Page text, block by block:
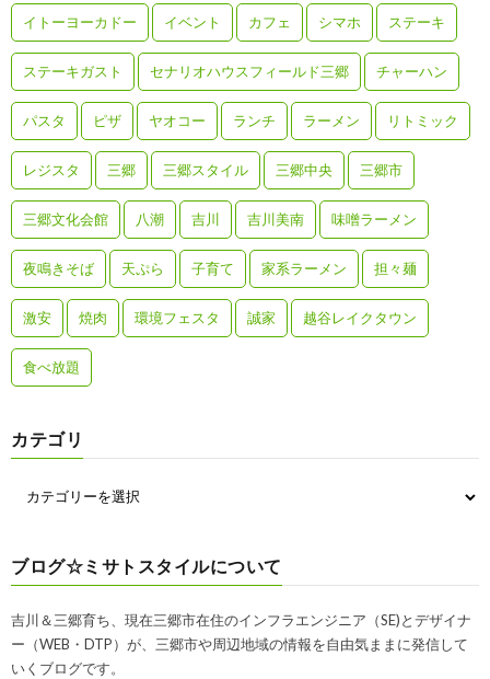
イトーヨーカドー イベント カフェ シマホ ステーキ
ステーキガスト セナリオハウスフィールド三郷 チャーハン
パスタ ピザ ヤオコー ランチ ラーメン リトミック
レジスタ 三郷 三郷スタイル 三郷中央 三郷市
三郷文化会館 八潮 吉川 吉川美南 味噌ラーメン
夜鳴きそば 天ぷら 子育て 家系ラーメン 担々麺
激安 焼肉 環境フェスタ 誠家 越谷レイクタウン
食べ放題
カテゴリ
ブログ☆ミサトスタイルについて
吉川＆三郷育ち、現在三郷市在住のインフラエンジニア（SE)とデザイナ
ー（WEB・DTP）が、三郷市や周辺地域の情報を自由気ままに発信して
いくブログです。